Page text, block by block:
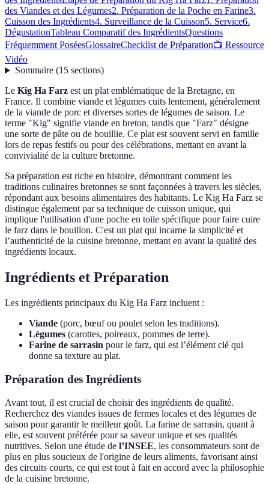
des Viandes et des Légumes2. Préparation de la Poche en Farine3.
Cuisson des Ingrédients4. Surveillance de la Cuisson5. Service6.
DégustationTableau Comparatif des IngrédientsQuestions
Fréquemment PoséesGlossaireChecklist de Préparation📺 Ressource
Vidéo
Sommaire(15 sections)
Le Kig Ha Farz est un plat emblématique de la Bretagne, en
France. Il combine viande et légumes cuits lentement, généralement
de la viande de porc et diverses sortes de légumes de saison. Le
terme "Kig" signifie viande en breton, tandis que "Farz" désigne
une sorte de pâte ou de bouillie. Ce plat est souvent servi en famille
lors de repas festifs ou pour des célébrations, mettant en avant la
convivialité de la culture bretonne.
Sa préparation est riche en histoire, démontrant comment les
traditions culinaires bretonnes se sont façonnées à travers les siècles,
répondant aux besoins alimentaires des habitants. Le Kig Ha Farz se
distingue également par sa technique de cuisson unique, qui
implique l'utilisation d'une poche en toile spécifique pour faire cuire
le farz dans le bouillon. C'est un plat qui incarne la simplicité et
l’authenticité de la cuisine bretonne, mettant en avant la qualité des
ingrédients locaux.
Ingrédients et Préparation
Les ingrédients principaux du Kig Ha Farz incluent :
Viande (porc, bœuf ou poulet selon les traditions).
Légumes (carottes, poireaux, pommes de terre).
Farine de sarrasin pour le farz, qui est l’élément clé qui
donne sa texture au plat.
Préparation des Ingrédients
Avant tout, il est crucial de choisir des ingrédients de qualité.
Recherchez des viandes issues de fermes locales et des légumes de
saison pour garantir le meilleur goût. La farine de sarrasin, quant à
elle, est souvent préférée pour sa saveur unique et ses qualités
nutritives. Selon une étude de l’INSEE, les consommateurs sont de
plus en plus soucieux de l'origine de leurs aliments, favorisant ainsi
des circuits courts, ce qui est tout à fait en accord avec la philosophie
de la cuisine bretonne.